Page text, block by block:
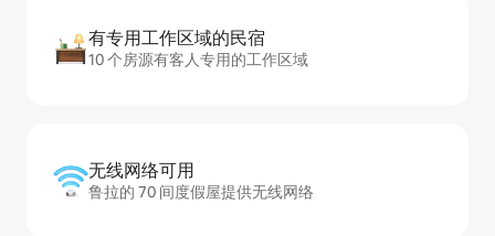
有专用工作区域的民宿
10 个房源有客人专用的工作区域
无线网络可用
鲁拉的 70 间度假屋提供无线网络